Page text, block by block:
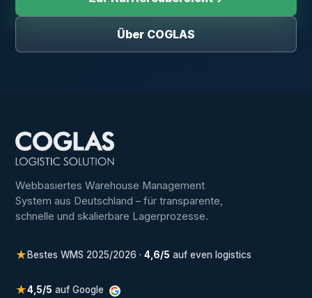
Über COGLAS
Webbasiertes Warehouse Management
System aus Deutschland – für transparente,
schnelle und skalierbare Lagerprozesse.
★Bestes WMS 2025/2026 ·4,6/5 auf even logistics
★4,5/5 auf Google